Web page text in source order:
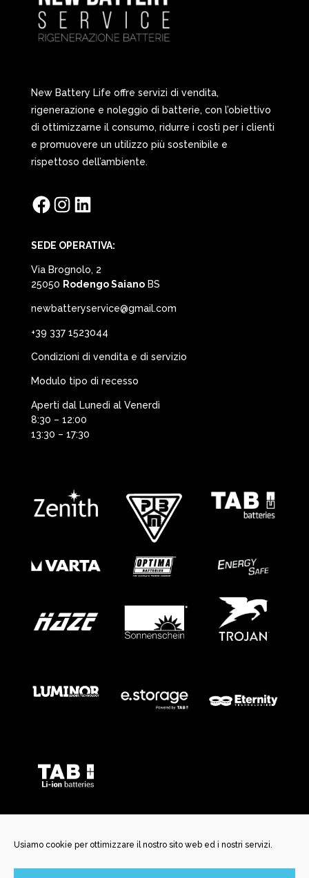
Usiamo cookie per ottimizzare il nostro sito web ed i nostri servizi.
New Battery Life offre servizi di vendita,
rigenerazione e noleggio di batterie, con l’obiettivo
di ottimizzarne il consumo, ridurre i costi per i clienti
e promuovere un utilizzo più sostenibile e
rispettoso dell’ambiente.
FacebookInstagramLinkedIn
SEDE OPERATIVA:
Via Brognolo, 2
25050 Rodengo SaianoBS
newbatteryservice@gmail.com
+39 337 1523044
Condizioni di vendita e di servizio
Modulo tipo di recesso
Aperti dal Lunedì al Venerdì
8:30 – 12:00
13:30 – 17:30